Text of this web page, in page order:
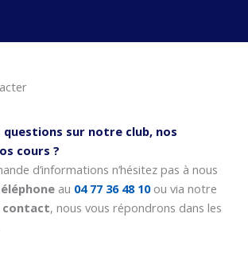
questions sur notre club, nos
cours ?
d’informations n’hésitez pas à nous
au 04 77 36 48 10 ou via notre
contact, nous vous répondrons dans les